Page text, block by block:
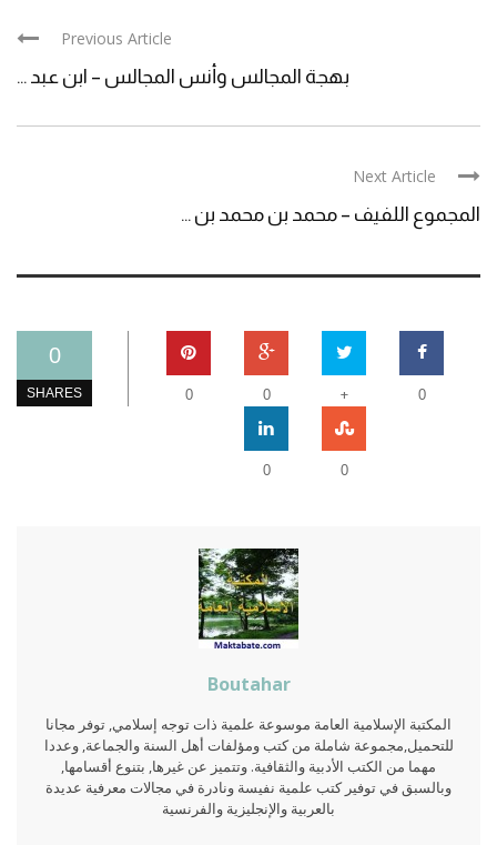
Previous Article
بهجة المجالس وأنس المجالس – ابن عبد ...
Next Article
المجموع اللفيف – محمد بن محمد بن ...
0
SHARES 0
+
0
0
0
0
Boutahar
المكتبة الإسلامية العامة موسوعة علمية ذات توجه إسلامي, توفر مجانا
للتحميل,مجموعة شاملة من كتب ومؤلفات أهل السنة والجماعة, وعددا
مهما من الكتب الأدبية والثقافية. وتتميز عن غيرها, بتنوع أقسامها,
وبالسبق في توفير كتب علمية نفيسة ونادرة في مجالات معرفية عديدة
بالعربية والإنجليزية والفرنسية